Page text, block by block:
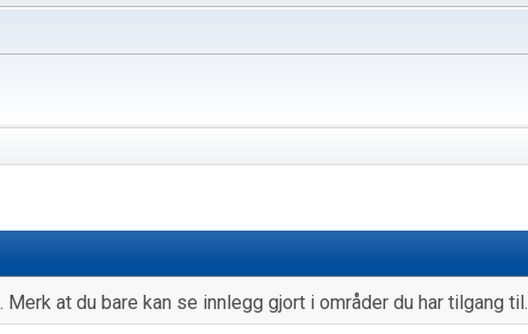
at du bare kan se innlegg gjort i områder du har tilgang til.